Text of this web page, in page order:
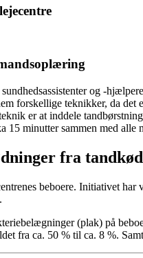
og -
forskellige teknikker, da
er at inddele
minutter sammen med alle
fra
beboere. Initiativet
(plak) på
fra ca. 50 % til ca. 8 %.